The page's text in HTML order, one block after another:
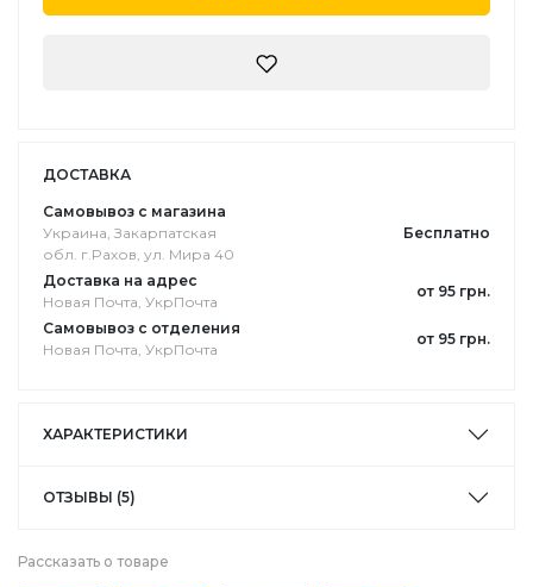
ДОСТАВКА
Самовывоз с магазина
Украина, Закарпатская
обл. г.Pахов, ул. Мира 40
Бесплатно
Доставка на адрес
Новая Почта, УкрПочта
от 95 грн.
Самовывоз с отделения
Новая Почта, УкрПочта
от 95 грн.
ХАРАКТЕРИСТИКИ
ОТЗЫВЫ (5)
Рассказать о товаре